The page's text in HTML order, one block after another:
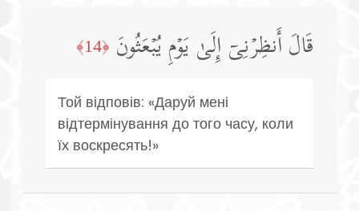
قَالَ أَنظِرۡنِیۤ إِلَىٰ یَوۡمِ یُبۡعَثُونَ ﴿14﴾
Той відповів: «Даруй мені
відтермінування до того часу, коли
їх воскресять!»